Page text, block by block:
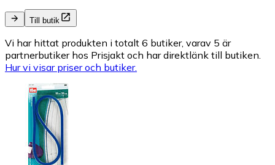
Till butik
Vi har hittat produkten i totalt 6 butiker, varav 5 är
partnerbutiker hos Prisjakt och har direktlänk till butiken.
Hur vi visar priser och butiker.